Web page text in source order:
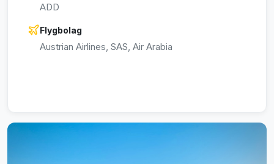
ADD
Flygbolag
Austrian Airlines, SAS, Air Arabia